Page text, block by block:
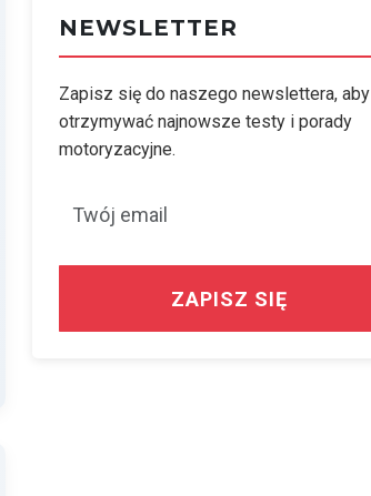
NEWSLETTER
Zapisz się do naszego newslettera, aby
otrzymywać najnowsze testy i porady
motoryzacyjne.
ZAPISZ SIĘ